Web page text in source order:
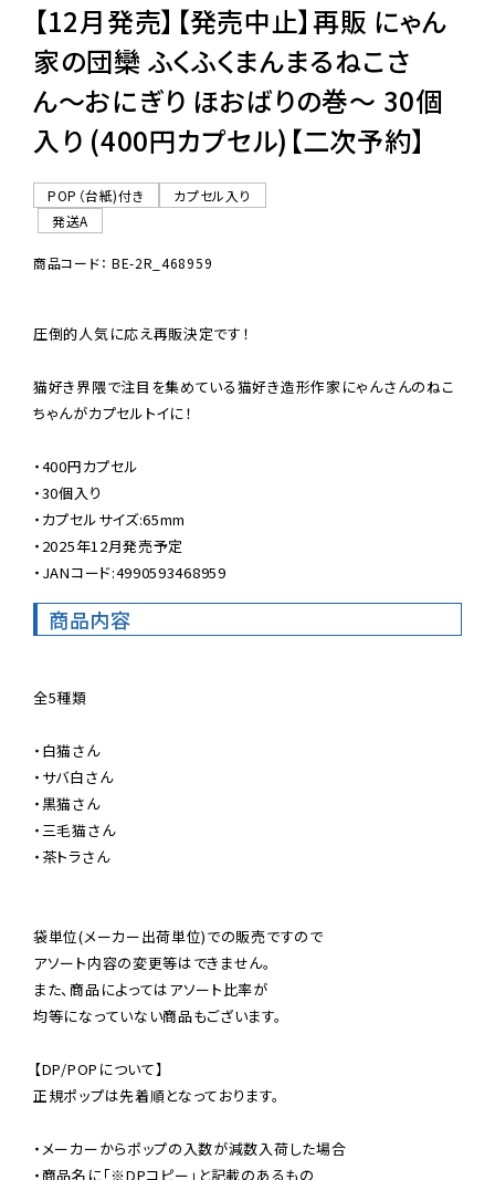
【12月発売】【発売中止】再販 にゃん
家の団欒 ふくふくまんまるねこさ
ん〜おにぎり ほおばりの巻〜 30個
入り (400円カプセル)【二次予約】
POP（台紙)付き
カプセル入り
発送A
商品コード： BE-2R_468959
圧倒的人気に応え再販決定です！
猫好き界隈で注目を集めている猫好き造形作家にゃんさんのねこ
ちゃんがカプセルトイに！
・400円カプセル
・30個入り
・カプセルサイズ:65mm
・2025年12月発売予定
・JANコード:4990593468959
商品内容
全5種類
・白猫さん
・サバ白さん
・黒猫さん
・三毛猫さん
・茶トラさん
袋単位(メーカー出荷単位)での販売ですので
アソート内容の変更等はできません。
また、商品によってはアソート比率が
均等になっていない商品もございます。
【DP/POPについて】
正規ポップは先着順となっております。
・メーカーからポップの入数が減数入荷した場合
・商品名に「※DPコピー」と記載のあるもの